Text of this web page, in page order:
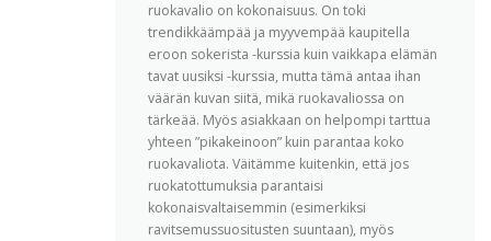
ruokavalio on kokonaisuus. On toki
trendikkäämpää ja myyvempää kaupitella
eroon sokerista -kurssia kuin vaikkapa elämän
tavat uusiksi -kurssia, mutta tämä antaa ihan
väärän kuvan siitä, mikä ruokavaliossa on
tärkeää. Myös asiakkaan on helpompi tarttua
yhteen ”pikakeinoon” kuin parantaa koko
ruokavaliota. Väitämme kuitenkin, että jos
ruokatottumuksia parantaisi
kokonaisvaltaisemmin (esimerkiksi
ravitsemussuositusten suuntaan), myös